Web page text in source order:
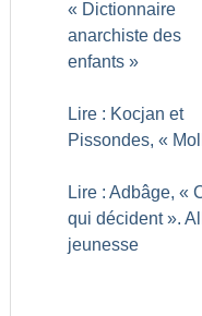
« Dictionnaire
anarchiste des
enfants »
Lire : Kocjan et
Pissondes, «
Lire : Adbâge, «
qui décident ».
jeunesse